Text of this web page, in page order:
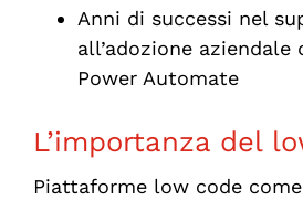
Anni di successi nel
all’adozione aziendale
Power Automate
L’importanza del
Piattaforme low code